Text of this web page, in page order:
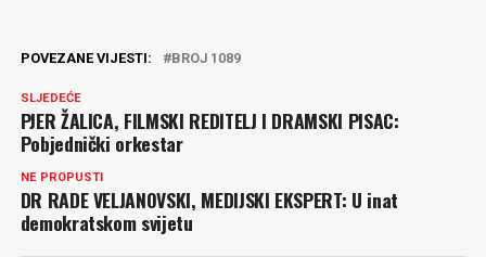
POVEZANE VIJESTI: BROJ 1089
SLJEDEĆE
PJER ŽALICA, FILMSKI REDITELJ I DRAMSKI PISAC:
Pobjednički orkestar
NE PROPUSTI
DR RADE VELJANOVSKI, MEDIJSKI EKSPERT: U inat
demokratskom svijetu